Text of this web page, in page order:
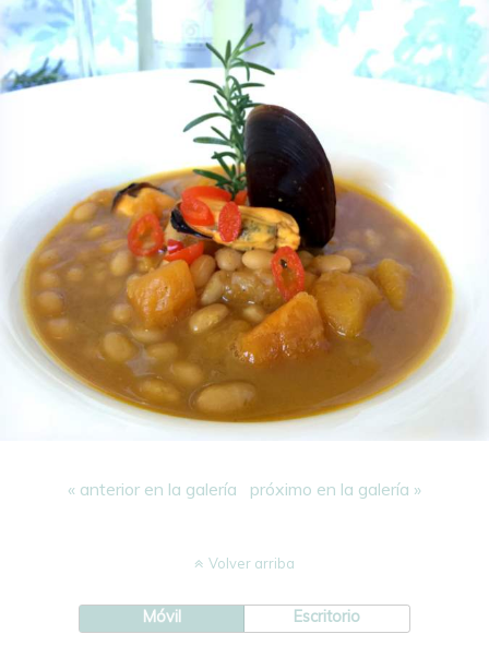
« anterior en la galería próximo en la galería »
Volver arriba
Móvil Escritorio